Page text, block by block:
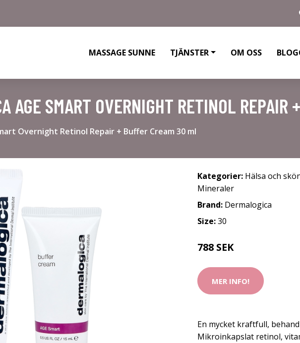
MASSAGE SUNNE TJÄNSTER OM OSS
AGE SMART OVERNIGHT RETINOL
Overnight Retinol Repair + Buffer Cream 30 ml
Kategorier: Hälsa och
Mineraler
Brand: Dermalogica
Size:30
788 SEK
MER INFO!
En mycket kraftfull,
Mikroinkapslat retinol,